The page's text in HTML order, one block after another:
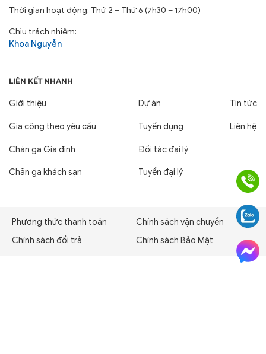
Thời gian hoạt động: Thứ 2 – Thứ 6 (7h30 – 17h00)
Chịu trách nhiệm:
Khoa Nguyễn
LIÊN KẾT NHANH
Giới thiệu
Gia công theo yêu cầu
Chăn ga Gia đình
Chăn ga khách sạn
Dự án
Tuyển dụng
Đối tác đại lý
Tuyển đại lý
Tin tức
Liên hệ
Phương thức thanh toán
Chính sách vận chuyển
Chính sách đổi trả
Chính sách Bảo Mật